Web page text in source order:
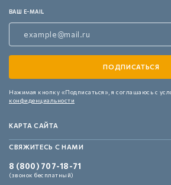
ВАШ E-MAIL
Нажимая кнопку «Подписаться», я соглашаюсь с
конфиденциальности
КАРТА САЙТА
СВЯЖИТЕСЬ С НАМИ
8 (800) 707-18-71
(звонок бесплатный)